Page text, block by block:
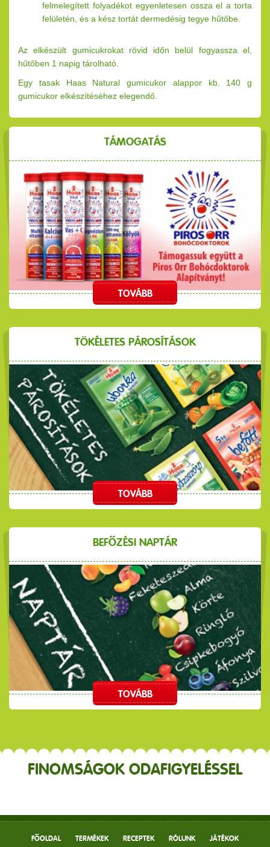
felmelegített folyadékot egyenletesen ossza el a torta
felületén, és a kész tortát dermedésig tegye hűtőbe.
Az elkészült gumicukrokat rövid időn belül fogyassza el,
hűtőben 1 napig tárolható.
Egy tasak Haas Natural gumicukor alappor kb. 140 g
gumicukor elkészítéséhez elegendő.
TÁMOGATÁS
TOVÁBB
TÖKÉLETES PÁROSÍTÁSOK
TOVÁBB
BEFŐZÉSI NAPTÁR
TOVÁBB
FINOMSÁGOK ODAFIGYELÉSSEL
FŐOLDAL TERMÉKEK RECEPTEK RÓLUNK JÁTÉKOK